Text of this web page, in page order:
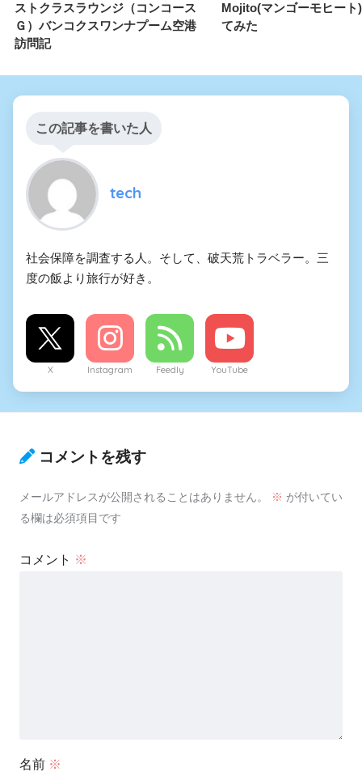
ストクラスラウンジ（コンコース
Ｇ）バンコクスワンナプーム空港
訪問記
Mojito(マンゴーモヒート
てみた
この記事を書いた人
tech
社会保障を調査する人。そして、破天荒トラベラー。三
度の飯より旅行が好き。
X Instagram Feedly YouTube
コメントを残す
メールアドレスが公開されることはありません。 ※ が付いてい
る欄は必須項目です
コメント ※
名前 ※